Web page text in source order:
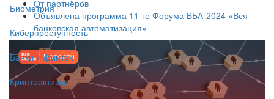
Биометрия
Киберпреступность
Банки и финтех
Криптоактивы
От партнёров
Объявлена программа 11-го Форума ВБА-2024 «Вся
банковская автоматизация»